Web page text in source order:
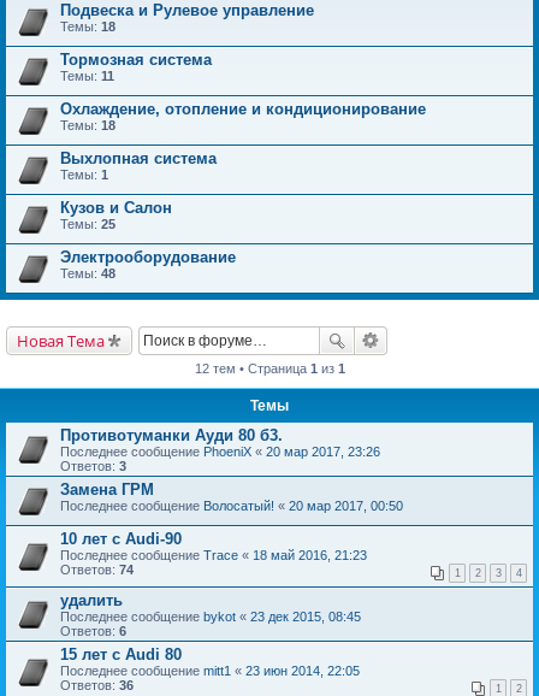
Подвеска и Рулевое управление
Темы: 18
Тормозная система
Темы: 11
Охлаждение, отопление и кондиционирование
Темы: 18
Выхлопная система
Темы: 1
Кузов и Салон
Темы: 25
Электрооборудование
Темы: 48
Новая Тема
12 тем • Страница 1 из 1
Темы
Противотуманки Ауди 80 б3.
Последнее сообщение PhoeniX « 20 мар 2017, 23:26
Ответов: 3
Замена ГРМ
Последнее сообщение Волосатый! « 20 мар 2017, 00:50
10 лет с Audi-90
Последнее сообщение Trace « 18 май 2016, 21:23
Ответов: 74 1 2 3 4
удалить
Последнее сообщение bykot « 23 дек 2015, 08:45
Ответов: 6
15 лет с Audi 80
Последнее сообщение mitt1 « 23 июн 2014, 22:05
Ответов: 36 1 2